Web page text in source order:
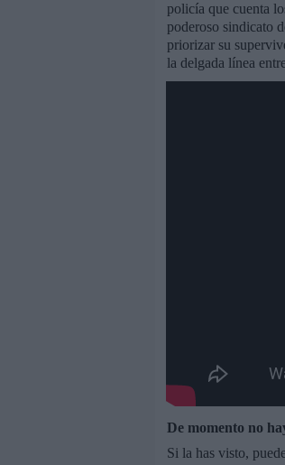
policía que cuenta
poderoso sindicato
priorizar su
la delgada línea
De momento no
Si la has visto,